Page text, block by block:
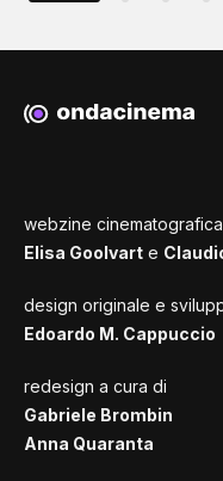
webzine
Elisa Goolvart e
design originale e
Edoardo M. Cappuccio
redesign a cura di
Gabriele Brombin
Anna Quaranta